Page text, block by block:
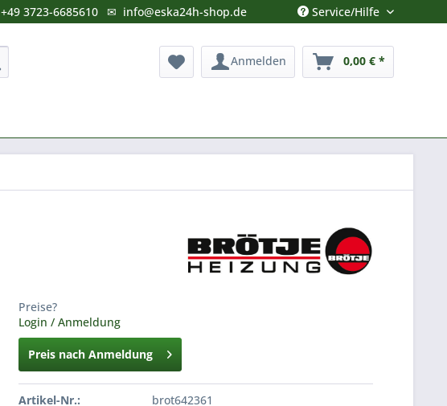
Service/Hilfe
✉ info@eska24h-shop.de
+49 3723-6685610
Anmelden 0,00 € *
Preise?
Login / Anmeldung
Preis nach Anmeldung
Artikel-Nr.:
brot642361